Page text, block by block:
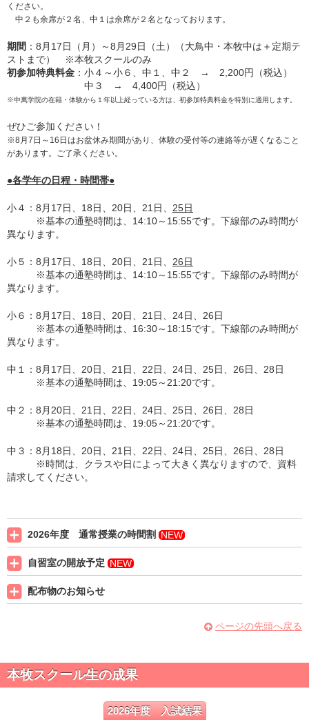
ください。
中２も余席が２名、中１は余席が２名となっております。
期間 ：8月17日（月）～8月29日（土）（大鳥中・本牧中は＋定期テ
ストまで） ※本牧スクールのみ
初参加特典料金 ：小４～小６、中１、中２ → 2,200円（税込）
中３ → 4,400円（税込）
※中萬学院の在籍・体験から１年以上経っている方は、初参加特典料金を特別に適用します。
ぜひご参加ください！
※8月7日～16日はお盆休み期間があり、体験の受付等の連絡等が遅くなること
があります。ご了承ください。
●各学年の日程・時間帯●
小４：8月17日、18日、20日、21日、 25日
※基本の通塾時間は、14:10～15:55です。下線部のみ時間が
異なります。
小５：8月17日、18日、20日、21日、 26日
※基本の通塾時間は、14:10～15:55です。下線部のみ時間が
異なります。
小６：8月17日、18日、20日、21日、24日、26日
※基本の通塾時間は、16:30～18:15です。下線部のみ時間が
異なります。
中１：8月17日、20日、21日、22日、24日、25日、26日、28日
※基本の通塾時間は、19:05～21 :20です。
中２： 8月20日、21日、22日、24日、25日、26日、28日
※基本の通塾時間は、19:05～21 :20です。
中３： 8月 18日、20日、21日、22日、24日、25日、26日、28日
※時間は、クラスや日によって大きく異なりますので、資料
請求してください。
2026年度 通常授業の時間割 NEW
自習室の開放予定 NEW
配布物のお知らせ
ページの先頭へ戻る
本牧スクール生の成果
2026年度 入試結果